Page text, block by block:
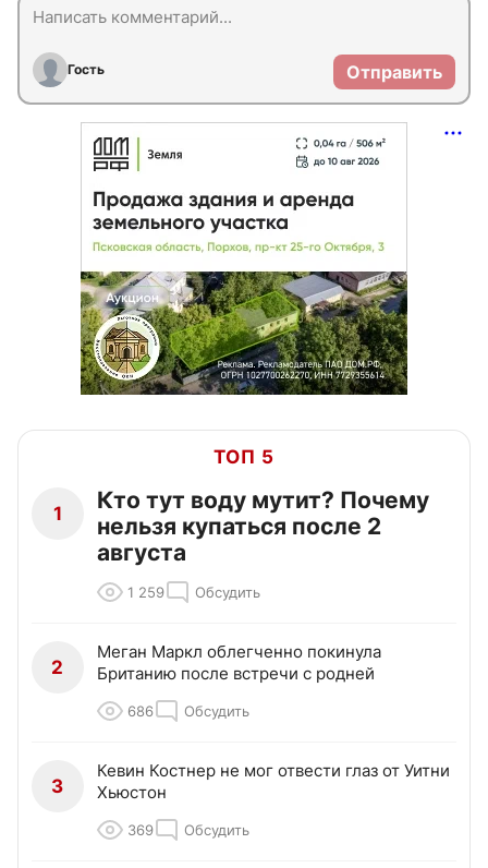
Гость Отправить
ТОП 5
1
Кто тут воду мутит? Почему
нельзя купаться после 2
августа
1 259 Обсудить
2
Меган Маркл облегченно покинула
Британию после встречи с родней
686 Обсудить
3
Кевин Костнер не мог отвести глаз от Уитни
Хьюстон
369 Обсудить